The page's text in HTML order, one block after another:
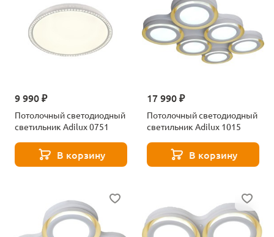
9 990 ₽
Потолочный светодиодный
светильник Adilux 0751
В корзину
17 990 ₽
Потолочный светодиодный
светильник Adilux 1015
В корзину